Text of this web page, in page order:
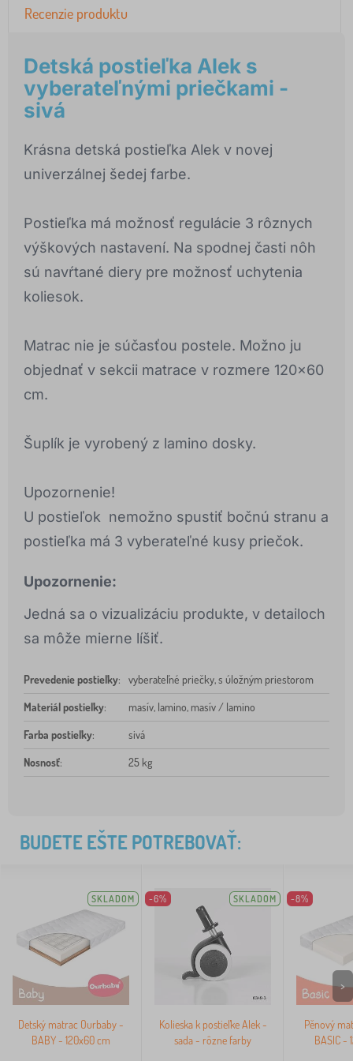
Recenzie produktu
Detská postieľka Alek s
vyberateľnými priečkami -
sivá
Krásna detská postieľka Alek v novej
univerzálnej šedej farbe.
Postieľka má možnosť regulácie 3 rôznych
výškových nastavení. Na spodnej časti nôh
sú navŕtané diery pre možnosť uchytenia
koliesok.
Matrac nie je súčasťou postele. Možno ju
objednať v sekcii matrace v rozmere 120x60
cm.
Šuplík je vyrobený z lamino dosky.
Upozornenie!
U postieľok nemožno spustiť bočnú stranu a
postieľka má 3 vyberateľné kusy priečok.
Upozornenie:
Jedná sa o vizualizáciu produkte, v detailoch
sa môže mierne líšiť.
Prevedenie postieľky: vyberateľné priečky, s úložným priestorom
Materiál postieľky: masív, lamino, masív / lamino
Farba postieľky: sivá
Nosnosť: 25 kg
BUDETE EŠTE POTREBOVAŤ:
SKLADOM
Detský matrac Ourbaby -
BABY - 120x60 cm
-6% SKLADOM
Kolieska k postieľke Alek -
sada - rôzne farby
-8%
Pěnový
BASIC -
>